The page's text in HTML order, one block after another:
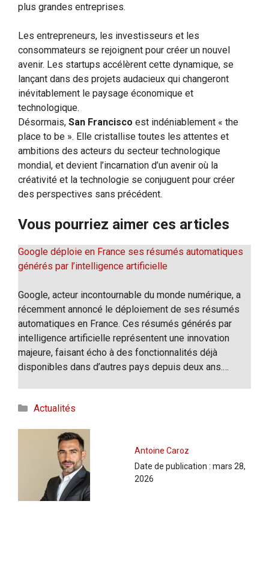
plus grandes entreprises.
Les entrepreneurs, les investisseurs et les
consommateurs se rejoignent pour créer un nouvel
avenir. Les startups accélèrent cette dynamique, se
lançant dans des projets audacieux qui changeront
inévitablement le paysage économique et
technologique.
Désormais, San Francisco est indéniablement « the
place to be ». Elle cristallise toutes les attentes et
ambitions des acteurs du secteur technologique
mondial, et devient l’incarnation d’un avenir où la
créativité et la technologie se conjuguent pour créer
des perspectives sans précédent.
Vous pourriez aimer ces articles
Google déploie en France ses résumés automatiques
générés par l’intelligence artificielle
Google, acteur incontournable du monde numérique, a
récemment annoncé le déploiement de ses résumés
automatiques en France. Ces résumés générés par
intelligence artificielle représentent une innovation
majeure, faisant écho à des fonctionnalités déjà
disponibles dans d’autres pays depuis deux ans.…
Catégories
Actualités
Antoine Caroz
Date de publication : mars 28,
2026